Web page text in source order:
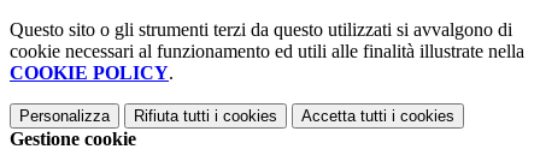
Questo sito o gli strumenti terzi da questo utilizzati si avvalgono di
cookie necessari al funzionamento ed utili alle finalità illustrate nella
COOKIE POLICY.
Personalizza Rifiuta tutti i cookies Accetta tutti i cookies
Gestione cookie